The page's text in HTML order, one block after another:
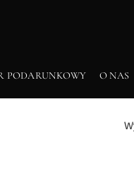
PODARUNKOWY O NAS